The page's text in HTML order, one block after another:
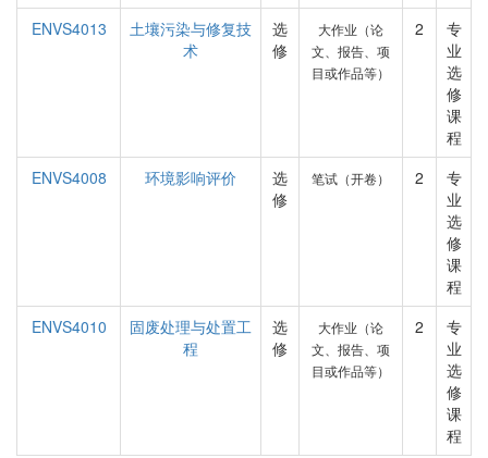
ENVS4013
土壤污染与修复技
术
选
修
大作业（论
文、报告、项
目或作品等）
2
专
业
选
修
课
程
ENVS4008
环境影响评价
选
修
笔试（开卷） 2
专
业
选
修
课
程
ENVS4010
固废处理与处置工
程
选
修
大作业（论
文、报告、项
目或作品等）
2
专
业
选
修
课
程